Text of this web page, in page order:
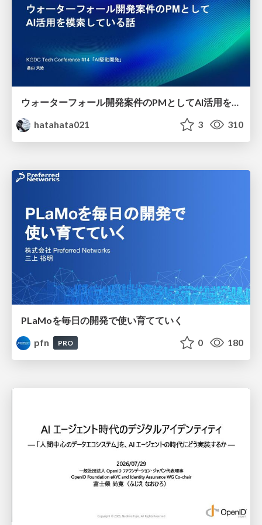
ウォーターフォール開発案件のPMとしてAI活用を模索している話
hatahata021
3 310
PLaMoを毎日の開発で使い育てていく
pfn
PRO 0 180